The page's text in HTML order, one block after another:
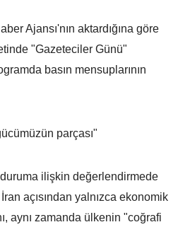
Ajansı'nın aktardığına göre
"Gazeteciler Günü"
basın mensuplarının
parçası"
ilişkin değerlendirmede
açısından yalnızca ekonomik
aynı zamanda ülkenin "coğrafi